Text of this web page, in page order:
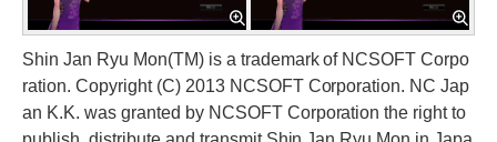
Shin Jan Ryu Mon(TM) is a trademark of NCSOFT Corpo
ration. Copyright (C) 2013 NCSOFT Corporation. NC Jap
an K.K. was granted by NCSOFT Corporation the right to